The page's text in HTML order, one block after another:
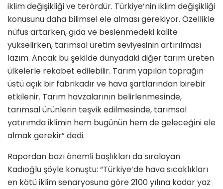
iklim değişikliği ve terördür. Türkiye’nin iklim değişikliği
konusunu daha bilimsel ele alması gerekiyor. Özellikle
nüfus artarken, gıda ve beslenmedeki kalite
yükselirken, tarımsal üretim seviyesinin artırılması
lazım. Ancak bu şekilde dünyadaki diğer tarım üreten
ülkelerle rekabet edilebilir. Tarım yapılan toprağın
üstü açık bir fabrikadır ve hava şartlarından birebir
etkilenir. Tarım havzalarının belirlenmesinde,
tarımsal ürünlerin teşvik edilmesinde, tarımsal
yatırımda iklimin hem bugünün hem de geleceğini ele
almak gerekir” dedi.
Rapordan bazı önemli başlıkları da sıralayan
Kadıoğlu şöyle konuştu: “Türkiye’de hava sıcaklıkları
en kötü iklim senaryosuna göre 2100 yılına kadar yaz